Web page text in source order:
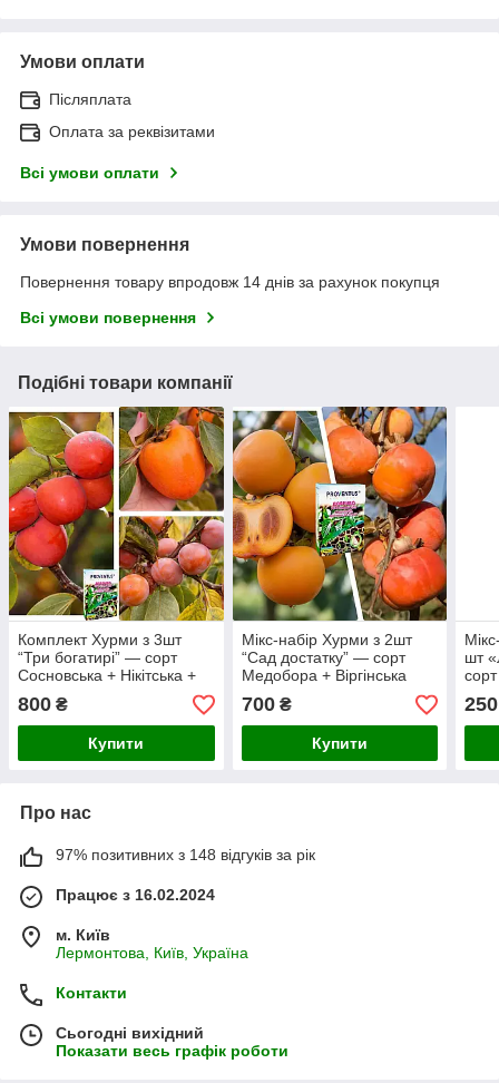
Умови оплати
Післяплата
Оплата за реквізитами
Всі умови оплати
Умови повернення
Повернення товару впродовж 14 днів за рахунок покупця
Всі умови повернення
Подібні товари компанії
Комплект Хурми з 3шт
“Три богатирі” — сорт
Сосновська + Нікітська +
Мідер + Добриво-
укорінювач 300 г
800 ₴
Купити
Мікс-набір Хурми з 2шт
“Сад достатку” — сорт
Медобора + Віргінська
крупноплідна + Добриво-
укорінювач 300г
700₴
Купити
шт
250
Про нас
97% позитивних з 148 відгуків за рік
Працює з 16.02.2024
м. Київ
Лермонтова, Київ, Україна
Контакти
Сьогодні вихідний
Показати весь графік роботи